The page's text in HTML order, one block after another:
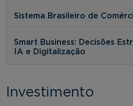
Sistema Brasileiro de
Smart Business: Decisões
IA e Digitalização
Investimento